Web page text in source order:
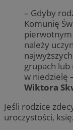
– Gdyby
Komunię
należy
grupach
w niedzielę
Wiktora
Jeśli rodzice
uroczystości,